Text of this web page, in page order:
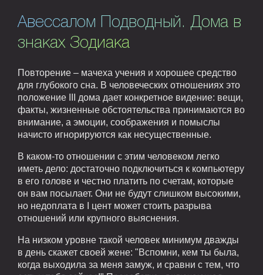
Авессалом Подводный. Дома в
знаках Зодиака
Повторение – мачеха учения и хорошее средство
для глубокого сна. В человеческих отношениях это
положение III дома дает конкретное видение: вещи,
факты, жизненные обстоятельства принимаются во
внимание, а эмоции, соображения и помыслы
начисто игнорируются как несущественные.
В каком-то отношении с этим человеком легко
иметь дело: достаточно подключиться к компьютеру
в его голове и честно платить по счетам, которые
он вам посылает. Они не будут слишком высокими,
но недоплата в I цент может стоить разрыва
отношений или крупного выяснения.
На низком уровне такой человек минимум дважды
в день скажет своей жене: "Вспомни, кем ты была,
когда выходила за меня замуж, и сравни с тем, что